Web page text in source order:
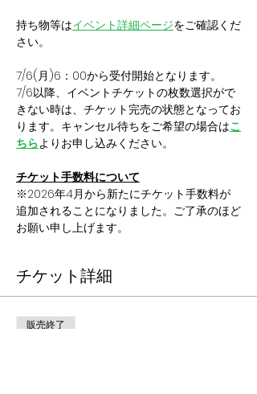
持ち物等はイベント詳細ページをご確認くだ
さい。
7/6(月)6：00から受付開始となります。
7/6以降、イベントチケットの枚数選択がで
きない時は、チケット完売の状態となってお
ります。キャンセル待ちをご希望の場合はこ
ちらよりお申し込みください。
チケット手数料について
※2026年4月から新たにチケット手数料が
追加されることになりました。ご了承のほど
お願い申し上げます。
チケット詳細
販売終了